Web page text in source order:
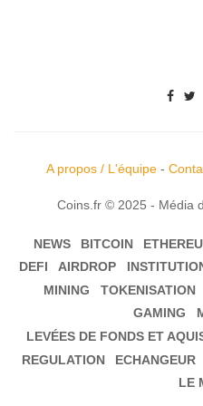
A propos / L'équipe-
Coins.fr © 2025 - Média
NEWS BITCOIN
DEFI
AIRDROP
MINING
TOKENISATION
GAMING
LEVÉES DE FONDS ET
REGULATION
ECHANGEUR
LE